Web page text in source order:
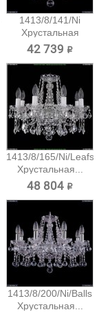
1413/8/141/Ni
Хрустальная
подвесная...
42 739 ₽
1413/8/165/Ni/Leafs
Хрустальная...
48 804 ₽
1413/8/200/Ni/Balls
Хрустальная...